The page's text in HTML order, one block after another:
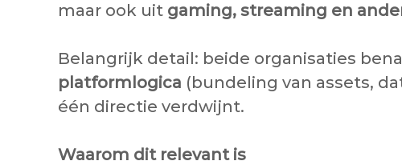
maar ook uit gaming, streaming en
Belangrijk detail: beide organisaties
platformlogica (bundeling van assets,
één directie verdwijnt.
Waarom dit relevant is